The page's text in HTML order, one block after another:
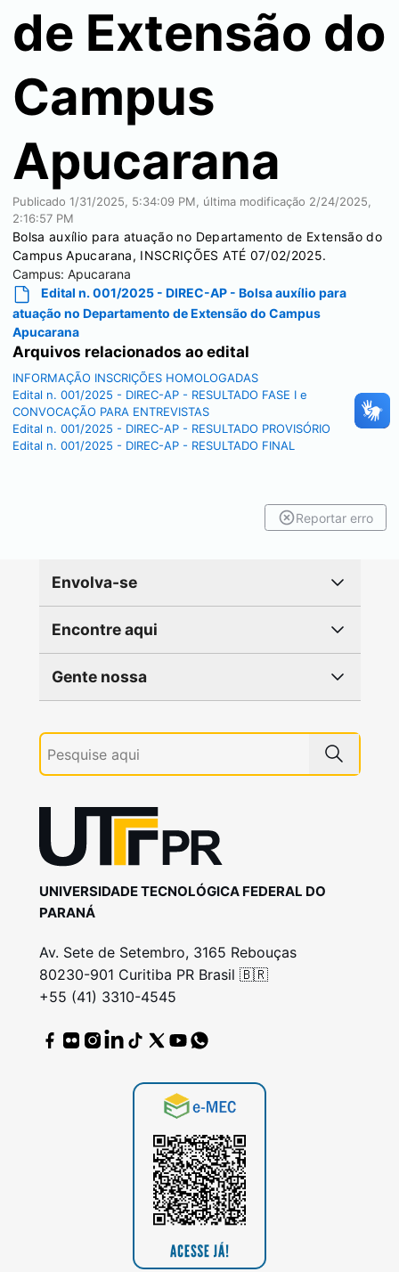
de Extensão do
Campus
Apucarana
Publicado 1/31/2025, 5:34:09 PM , última modificação 2/24/2025,
2:16:57 PM
Bolsa auxílio para atuação no Departamento de Extensão do
Campus Apucarana, INSCRIÇÕES ATÉ 07/02/2025.
Campus: Apucarana
Edital n. 001/2025 - DIREC-AP - Bolsa auxílio para
atuação no Departamento de Extensão do Campus
Apucarana
Arquivos relacionados ao edital
INFORMAÇÃO INSCRIÇÕES HOMOLOGADAS
Edital n. 001/2025 - DIREC-AP - RESULTADO FASE I e
CONVOCAÇÃO PARA ENTREVISTAS
Edital n. 001/2025 - DIREC-AP - RESULTADO PROVISÓRIO
Edital n. 001/2025 - DIREC-AP - RESULTADO FINAL
Reportar erro
Envolva-se
Encontre aqui
Gente nossa
UNIVERSIDADE TECNOLÓGICA FEDERAL DO
PARANÁ
Av. Sete de Setembro, 3165 Rebouças
80230-901 Curitiba PR Brasil 🇧🇷
+55 (41) 3310-4545